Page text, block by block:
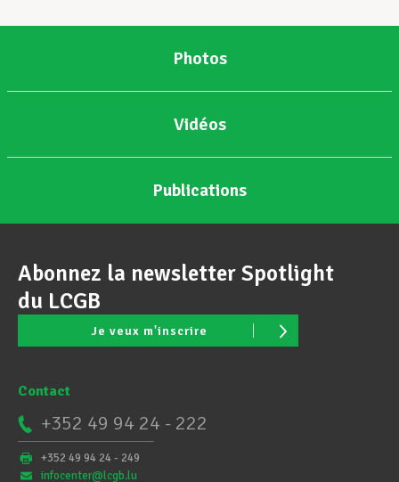
Photos
Vidéos
Publications
Abonnez la newsletter Spotlight
du LCGB
Je veux m'inscrire
Contact
+352 49 94 24 - 222
+352 49 94 24 - 249
infocenter@lcgb.lu